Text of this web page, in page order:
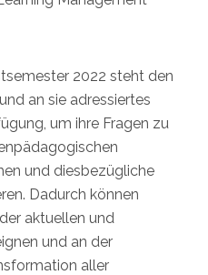
2022 steht den
an sie adressiertes
um ihre Fragen zu
und diesbezügliche
Dadurch können
aktuellen und
und an der
aller